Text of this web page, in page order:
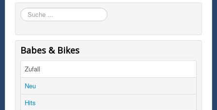
Suchen
Babes & Bikes
Zufall
Neu
Hits